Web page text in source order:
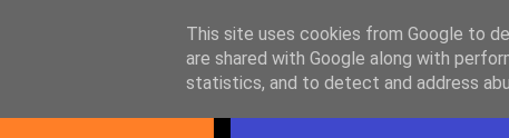
This site uses cookies from Google to
are shared with Google along with
statistics, and to detect and address